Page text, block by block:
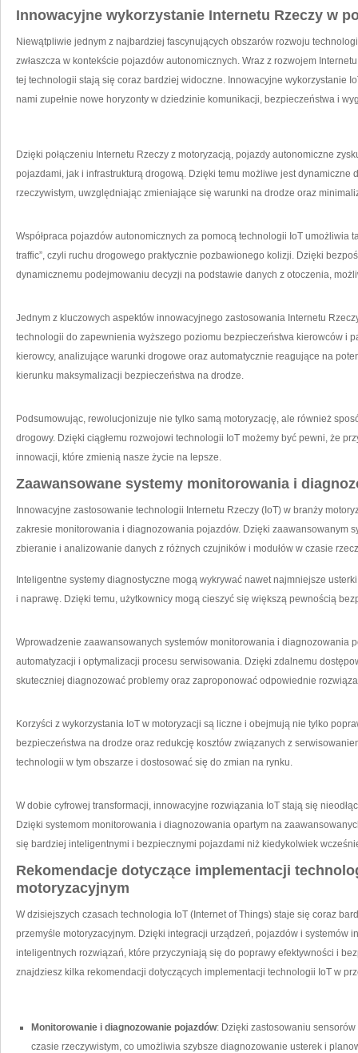
Innowacyjne wykorzystanie Internetu Rzeczy w
Niewątpliwie jednym‌ z najbardziej fascynujących obszarów rozwoju
zwłaszcza w kontekście pojazdów autonomicznych. Wraz z rozwojem
tej technologii stają się coraz bardziej widoczne. Innowacyjne wykorzystanie
nami zupełnie nowe‌ horyzonty w dziedzinie komunikacji, ‌bezpieczeństwa i
Dzięki połączeniu Internetu Rzeczy z motoryzacją, ‌pojazdy⁤ autonomiczne
pojazdami, jak i infrastrukturą drogową. Dzięki temu możliwe jest​ dynamiczne‍
rzeczywistym, uwzględniając zmieniające się warunki na drodze⁣ oraz​
Współpraca pojazdów​ autonomicznych za pomocą technologii IoT⁤ umożliwia
traffic”, czyli ruchu drogowego praktycznie pozbawionego kolizji. Dzięki
dynamicznemu podejmowaniu decyzji na podstawie‍ danych z otoczenia,
Jednym z kluczowych aspektów innowacyjnego zastosowania ⁤Internetu
⁣technologii do zapewnienia wyższego poziomu bezpieczeństwa kierowców i
kierowcy, analizujące warunki drogowe oraz automatycznie​ reagujące na
kierunku maksymalizacji bezpieczeństwa na drodze.
Podsumowując, rewolucjonizuje nie tylko samą motoryzację, ‍ale również
drogowy. Dzięki ciągłemu rozwojowi technologii⁢ IoT⁣ możemy być pewni, że
⁢innowacji, które‌ zmienią nasze życie na lepsze.
Zaawansowane systemy monitorowania i
Innowacyjne‌ zastosowanie technologii Internetu Rzeczy (IoT) w branży
zakresie monitorowania i diagnozowania⁣ pojazdów. Dzięki zaawansowanym
zbieranie i analizowanie danych z różnych czujników i modułów w czasie
Inteligentne systemy diagnostyczne mogą wykrywać nawet najmniejsze
i naprawę. Dzięki temu, użytkownicy mogą cieszyć się‍ większą pewnością
Wprowadzenie zaawansowanych systemów monitorowania i diagnozowania
automatyzacji i⁣ optymalizacji procesu serwisowania. Dzięki zdalnemu
skuteczniej diagnozować problemy oraz zaproponować odpowiednie
Korzyści z wykorzystania IoT w motoryzacji są liczne i obejmują nie tylko
bezpieczeństwa na drodze ⁢oraz redukcję ‌kosztów związanych z
technologii‍ w tym obszarze i dostosować‍ się do zmian na rynku.
W dobie ‌cyfrowej transformacji, innowacyjne ​rozwiązania IoT stają się⁢
Dzięki systemom monitorowania i diagnozowania opartym na
się bardziej inteligentnymi‌ i bezpiecznymi pojazdami niż kiedykolwiek‌
Rekomendacje‌ dotyczące implementacji
motoryzacyjnym
W ⁤dzisiejszych czasach technologia IoT (Internet of Things) staje się coraz
przemyśle motoryzacyjnym. Dzięki ‍integracji urządzeń, pojazdów i systemów
inteligentnych rozwiązań, które przyczyniają się⁤ do ⁢poprawy efektywności i
znajdziesz kilka rekomendacji dotyczących implementacji technologii IoT w
Monitorowanie i diagnozowanie pojazdów: Dzięki zastosowaniu
czasie rzeczywistym, co umożliwia szybsze diagnozowanie usterek i